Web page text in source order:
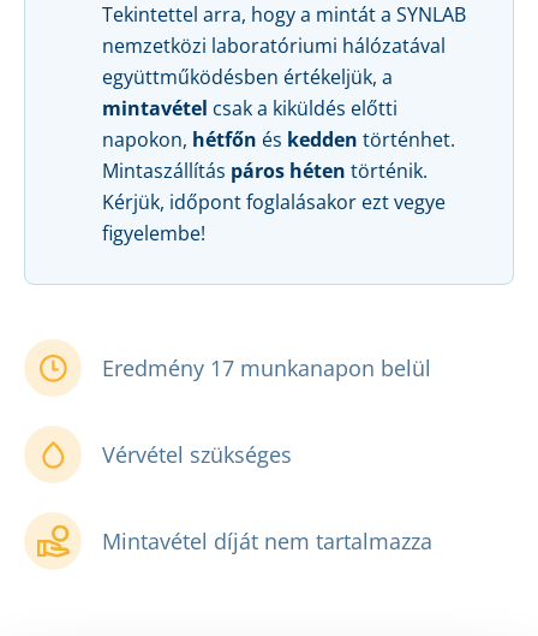
Tekintettel arra, hogy a mintát a SYNLAB
nemzetközi laboratóriumi hálózatával
együttműködésben értékeljük, a
mintavétel csak a kiküldés előtti
napokon, hétfőn és kedden történhet.
Mintaszállítás páros héten történik.
Kérjük, időpont foglalásakor ezt vegye
figyelembe!
Eredmény 17 munkanapon belül
Vérvétel szükséges
Mintavétel díját nem tartalmazza